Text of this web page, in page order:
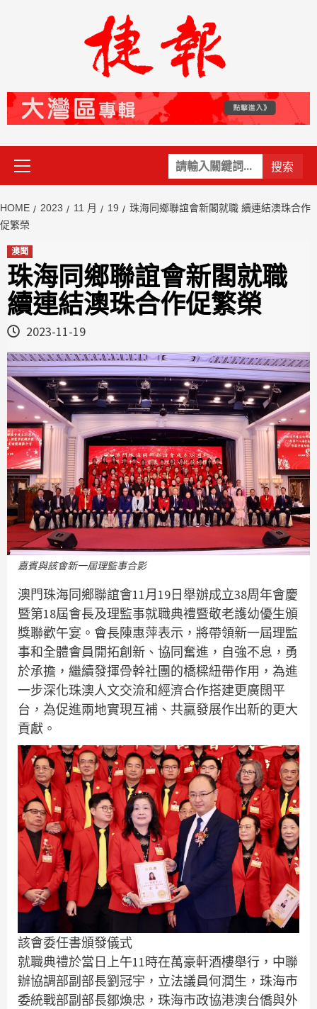
關
鍵
Primary
Menu
HOME 2023 11 月 19
珠海同鄉聯誼會新閣就職 續連結澳珠合作
促繁榮
澳聞
珠海同鄉聯誼會新閣就職
續連結澳珠合作促繁榮
2023-11-19
嘉賓與該會新一屆理監事合影
澳門珠海同鄉聯誼會11月19日舉辦成立38周年會慶
暨第18屆會長及理監事就職典禮暨敬老護幼優生頒
獎聯歡午宴。會長陳惠萍表示，將帶領新一屆理監
事和全體會員開拓創新、協同奮進，自強不息，勇
於承擔，繼續發揮骨幹社團的橋樑紐帶作用，為進
一步深化珠澳人文交流和經濟合作搭建更廣闊平
台，為促進兩地實現互補、共贏發展作出新的更大
貢獻。
該會委任書頒發儀式
就職典禮於當日上午11時在萬豪軒酒樓舉行，中聯
辦協調部副部長劉冠宇，立法議員何潤生，珠海市
委統戰部副部長鄒煥忠，珠海市政協港澳台僑與外